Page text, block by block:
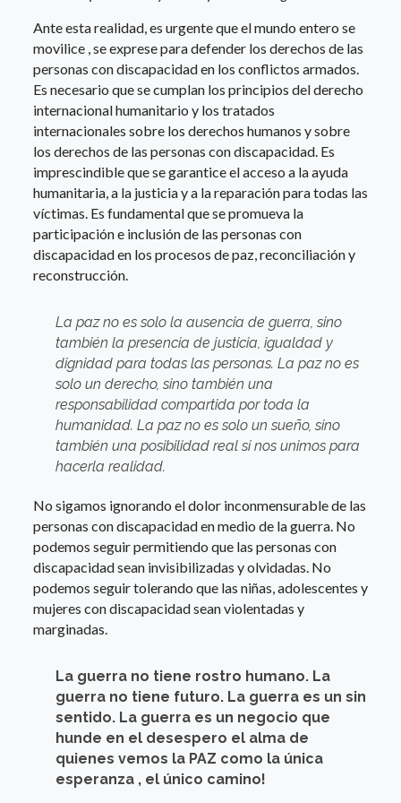
Ante esta realidad, es urgente que el mundo entero se
movilice , se exprese para defender los derechos de las
personas con discapacidad en los conflictos armados.
Es necesario que se cumplan los principios del derecho
internacional humanitario y los tratados
internacionales sobre los derechos humanos y sobre
los derechos de las personas con discapacidad. Es
imprescindible que se garantice el acceso a la ayuda
humanitaria, a la justicia y a la reparación para todas las
víctimas. Es fundamental que se promueva la
participación e inclusión de las personas con
discapacidad en los procesos de paz, reconciliación y
reconstrucción.
La paz no es solo la ausencia de guerra, sino
también la presencia de justicia, igualdad y
dignidad para todas las personas. La paz no es
solo un derecho, sino también una
responsabilidad compartida por toda la
humanidad. La paz no es solo un sueño, sino
también una posibilidad real si nos unimos para
hacerla realidad.
No sigamos ignorando el dolor inconmensurable de las
personas con discapacidad en medio de la guerra. No
podemos seguir permitiendo que las personas con
discapacidad sean invisibilizadas y olvidadas. No
podemos seguir tolerando que las niñas, adolescentes y
mujeres con discapacidad sean violentadas y
marginadas.
La guerra no tiene rostro humano. La
guerra no tiene futuro. La guerra es un sin
sentido. La guerra es un negocio que
hunde en el desespero el alma de
quienes vemos la PAZ como la única
esperanza , el único camino!